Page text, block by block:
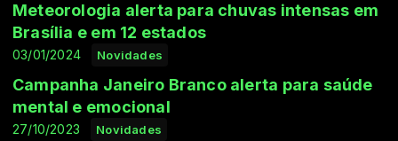
Meteorologia alerta para chuvas intensas em
Brasília e em 12 estados
Novidades
03/01/2024
Campanha Janeiro Branco alerta para saúde
mental e emocional
Novidades
27/10/2023